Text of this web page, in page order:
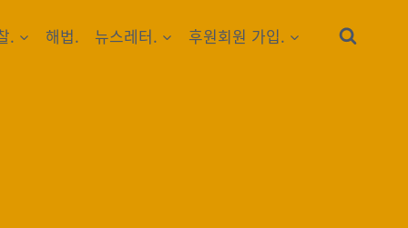
. 해법. 뉴스레터. 후원회원 가입.